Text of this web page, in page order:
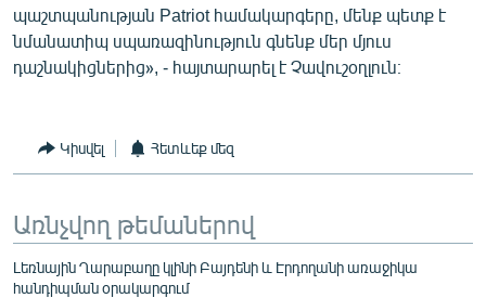
պաշտպանության Patriot համակարգերը, մենք պետք է
նմանատիպ սպառազինություն գնենք մեր մյուս
դաշնակիցներից», - հայտարարել է Չավուշօղլուն։
Կիսվել Հետևեք մեզ
Առնչվող թեմաներով
Լեռնային Ղարաբաղը կլինի Բայդենի և Էրդողանի առաջիկա
հանդիպման օրակարգում